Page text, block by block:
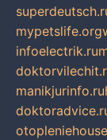
mypetslife.org
infoelectrik.ru
manikjurinfo.ru